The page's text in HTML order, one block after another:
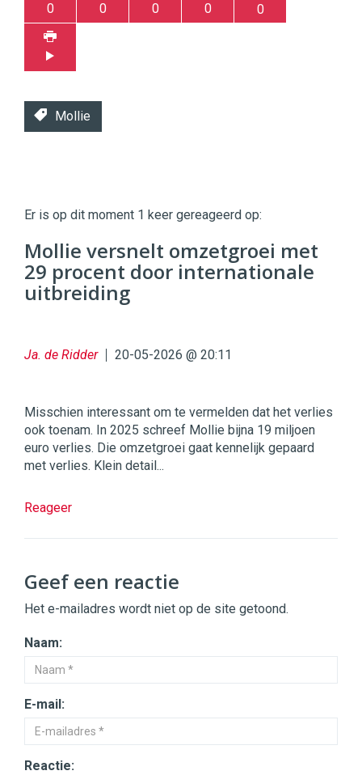
0 0 0 0 0
Mollie
|
Digital
Commerce https://twinklemagazine.nl
9654
Er is op dit moment 1 keer gereageerd op:
Mollie versnelt omzetgroei met
29 procent door internationale
uitbreiding
Ja. de Ridder 20-05-2026 @ 20:11
Misschien interessant om te vermelden dat het verlies
ook toenam. In 2025 schreef Mollie bijna 19 miljoen
euro verlies. Die omzetgroei gaat kennelijk gepaard
met verlies. Klein detail...
Reageer
Geef een reactie
Het e-mailadres wordt niet op de site getoond.
Naam:
E-mail:
Reactie: